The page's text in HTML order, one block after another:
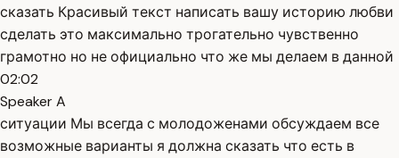
сказать Красивый текст написать вашу историю любви
сделать это максимально трогательно чувственно
грамотно но не официально что же мы делаем в данной
02:02
Speaker A
ситуации Мы всегда с молодоженами обсуждаем все
возможные варианты я должна сказать что есть в